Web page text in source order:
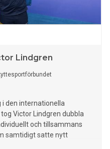
Lindgren
den internationella
Victor Lindgren dubbla
och tillsammans
samtidigt satte nytt